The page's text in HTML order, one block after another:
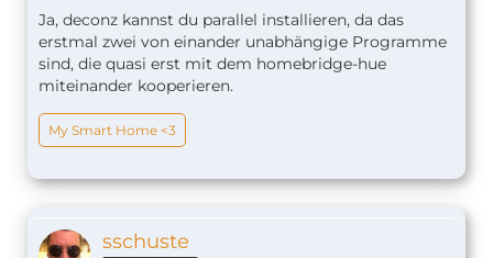
Ja, deconz kannst du parallel installieren, da das
erstmal zwei von einander unabhängige Programme
sind, die quasi erst mit dem homebridge-hue
miteinander kooperieren.
My Smart Home <3
sschuste